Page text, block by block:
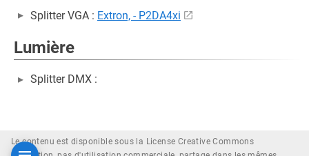
Splitter VGA : Extron, - P2DA4xi
Lumière
Splitter DMX :
Le contenu est disponible sous la License Creative Commons